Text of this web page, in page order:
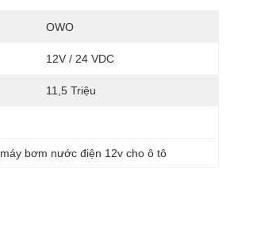
OWO
12V / 24 VDC
11,5 Triệu
máy bơm nước điện 12v cho ô tô